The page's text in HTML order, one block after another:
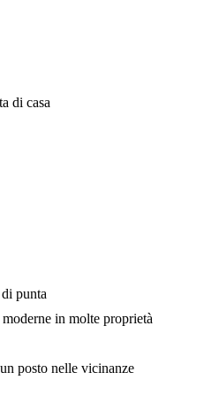
di casa
punta
in molte proprietà
posto nelle vicinanze